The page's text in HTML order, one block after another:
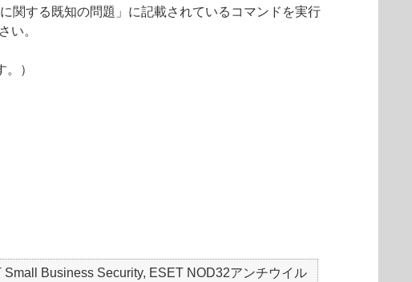
関する既知の問題」に記載されているコマンドを実行
い。
）
Business Security, ESET NOD32アンチウイル